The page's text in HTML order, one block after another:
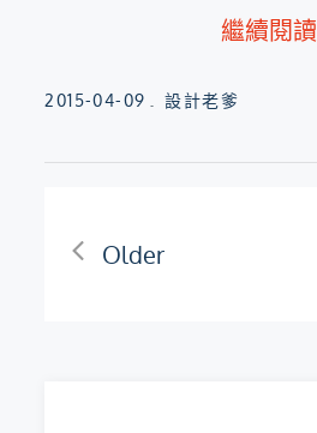
繼續閱讀
Posted
2015-04-09 設計老爹
文Older